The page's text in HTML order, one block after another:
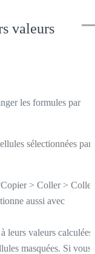
valeurs
les formules par
sélectionnées par
> Coller > Coller
aussi avec
leurs valeurs calculées
masquées. Si vous